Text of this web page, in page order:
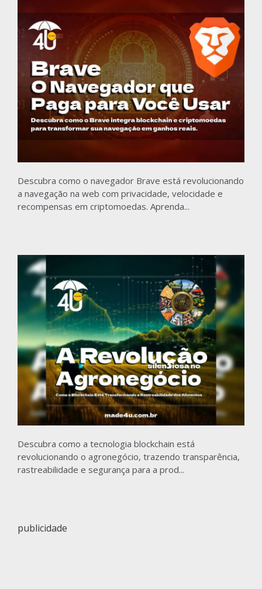
Descubra como o navegador Brave está revolucionando
a navegação na web com privacidade, velocidade e
recompensas em criptomoedas. Aprenda...
Descubra como a tecnologia blockchain está
revolucionando o agronegócio, trazendo transparência,
rastreabilidade e segurança para a prod...
publicidade